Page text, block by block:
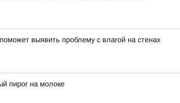
выявить проблему с влагой на стенах
пирог на молоке